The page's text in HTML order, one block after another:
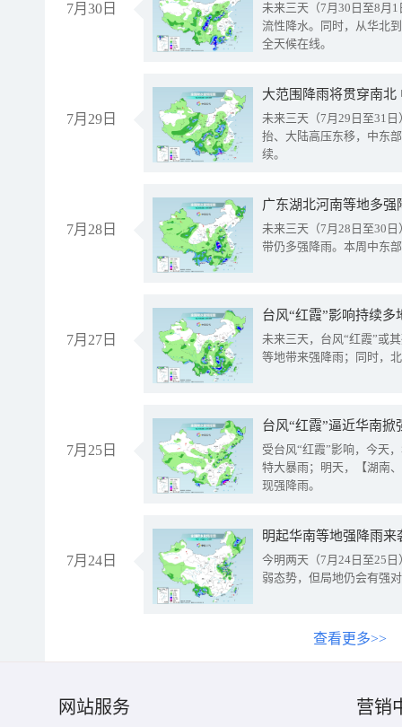
7月30日
未来三天（7月30日至8月
流性降水。同时，从华北
全天候在线。
7月29日
大范围降雨将贯穿南
未来三天（7月29日至31
抬、大陆高压东移，中东
续。
7月28日
广东湖北河南等地多
未来三天（7月28日至30
带仍多强降雨。本周中东
7月27日
台风“红霞”影响持续
未来三天，台风“红霞”或
等地带来强降雨；同时，
7月25日
台风“红霞”逼近华南
受台风“红霞”影响，今天
特大暴雨；明天，【湖南
现强降雨。
7月24日
明起华南等地强降雨
今明两天（7月24日至25
弱态势，但局地仍会有强
查看更多>>
网站服务 营销